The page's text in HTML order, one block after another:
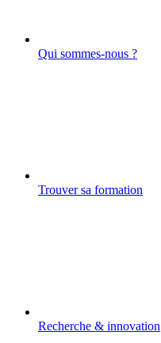
Qui sommes-nous ?
Trouver sa formation
Recherche & innovation